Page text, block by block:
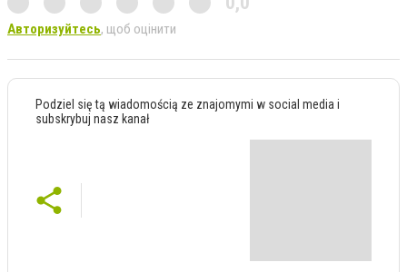
Авторизуйтесь, щоб оцінити
Podziel się tą wiadomością ze znajomymi w social media i
subskrybuj nasz kanał